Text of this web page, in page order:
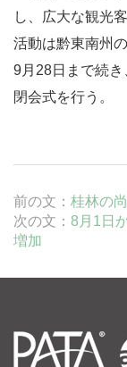
し、広大な観光
活動は黔東南州
9月28日まで続
閉会式を行う。
前の文： 桂林の
次の文： 8月1日
増加